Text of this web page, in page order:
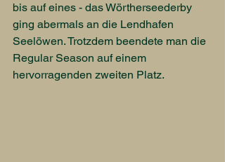
bis auf eines - das Wörtherseederby
ging abermals an die Lendhafen
Seelöwen. Trotzdem beendete man die
Regular Season auf einem
hervorragenden zweiten Platz.